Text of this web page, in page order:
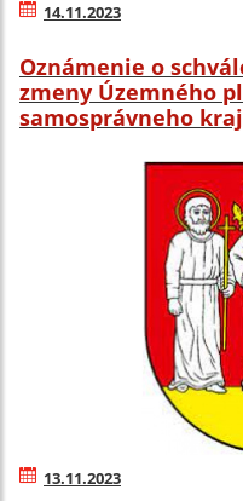
14.11.2023
Oznámenie o
zmeny Územného
samosprávneho
13.11.2023